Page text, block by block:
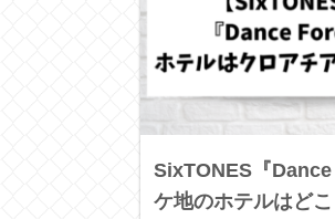
SixTONES『
ケ地のホテルはど